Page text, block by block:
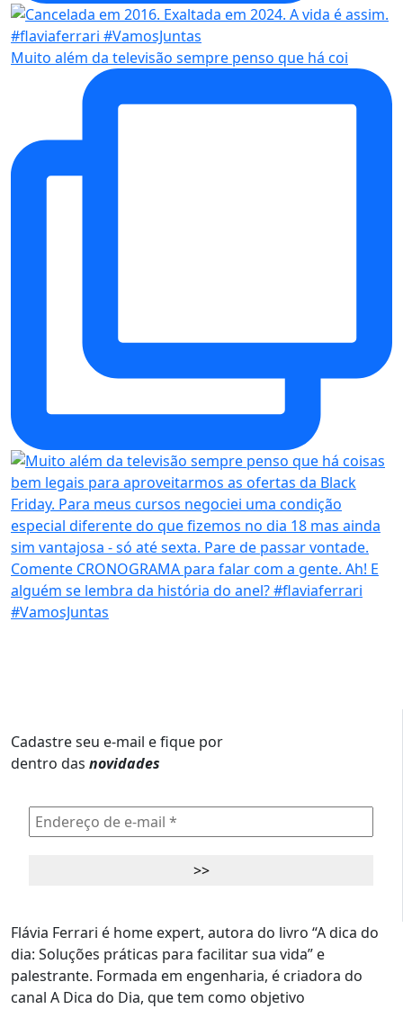
Muito além da televisão sempre penso que há coi
Cadastre seu e-mail e fique por
dentro das novidades
Flávia Ferrari é home expert, autora do livro “A dica do
dia: Soluções práticas para facilitar sua vida” e
palestrante. Formada em engenharia, é criadora do
canal A Dica do Dia, que tem como objetivo